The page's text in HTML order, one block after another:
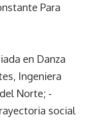
Para
en Danza
Ingeniera
Norte; -
social